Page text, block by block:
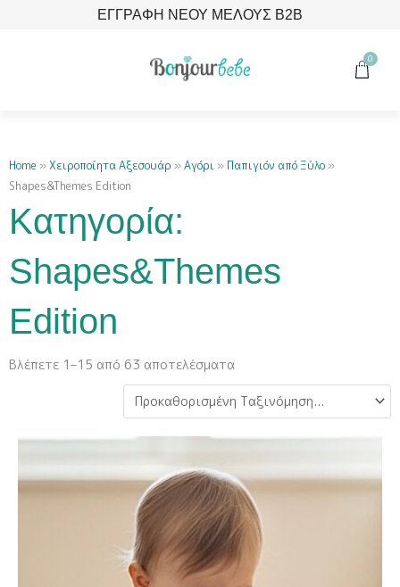
ΕΓΓΡΑΦΗ ΝΕΟΥ ΜΕΛΟΥΣ B2B
0
Cart
Home »Χειροποίητα Αξεσουάρ »Αγόρι » Παπιγιόν από Ξύλο »
Shapes&Themes Edition
Κατηγορία:
Shapes&Themes
Edition
Βλέπετε 1–15 από 63 αποτελέσματα